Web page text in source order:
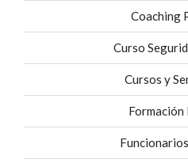
Coaching
Curso
Cursos y